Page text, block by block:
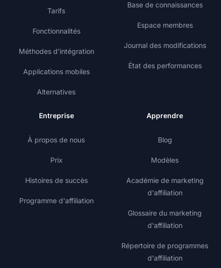
Tarifs
Fonctionnalités
Méthodes d'intégration
Applications mobiles
Alternatives
Base de connaissances
Espace membres
Journal des modifications
État des performances
Entreprise
À propos de nous
Prix
Histoires de succès
Programme d'affiliation
Apprendre
Blog
Modèles
Académie de marketing
d'affiliation
Glossaire du marketing
d'affiliation
Répertoire de programmes
d'affiliation